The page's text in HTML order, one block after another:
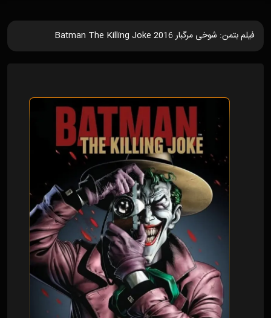
فیلم بتمن: شوخی مرگبار Batman The Killing Joke 2016